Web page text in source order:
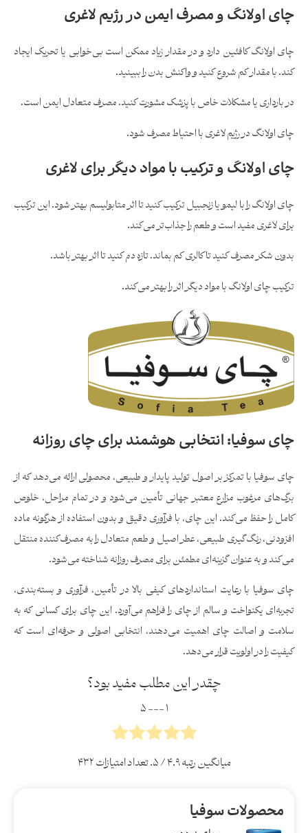
چای اولانگ و مصرف ایمن در رژیم لاغری
چای اولانگ کافئین دارد و در مقدار زیاد ممکن است بی‌خوابی یا تحریک ایجاد
کند. با مقدار کم شروع کنید و واکنش بدن را ببینید.
در بارداری یا مشکلات خاص با پزشک مشورت کنید. مصرف متعادل ایمن است.
چای اولانگ در رژیم لاغری با احتیاط مصرف شود.
چای اولانگ و ترکیب با مواد دیگر برای لاغری
چای اولانگ را با لیمو یا زنجبیل ترکیب کنید تا اثر متابولیسم بهتر شود. این ترکیب
برای لاغری مفید است و طعم را جذاب‌تر می‌کند.
بدون شکر مصرف کنید تا کالری کم بماند. تازه دم کنید تا اثر بهتر باشد.
ترکیب چای اولانگ با مواد دیگر اثر را بهتر می‌کند.
چای سوفیا: انتخابی هوشمند برای چای روزانه
چای سوفیا با تمرکز بر اصول تولید پایدار و طبیعی، محصولی ارائه می‌دهد که از
برگ‌های مرغوب مزارع معتبر جهانی تأمین می‌شود و در تمام مراحل، خلوص
کامل را حفظ می‌کند. این چای، با فرآوری دقیق و بدون استفاده از هرگونه ماده
افزودنی، رنگ‌گیری طبیعی، عطر اصیل و طعم متعادل را به مصرف‌کننده منتقل
می‌کند و به عنوان گزینه‌ای مطمئن برای مصرف روزانه شناخته می‌شود.
چای سوفیا با رعایت استانداردهای کیفی بالا در تأمین، فرآوری و بسته‌بندی،
تجربه‌ای یکنواخت و سالم از چای را فراهم می‌آورد. این چای برای کسانی که به
سلامت و اصالت چای اهمیت می‌دهند، انتخابی اصولی و حرفه‌ای است که
کیفیت را در اولویت قرار می‌دهد.
چقدر این مطلب مفید بود؟
۱ --- ۵
میانگین رتبه۴.۹/ ۵. تعداد امتیازات ۴۳۲
محصولات سوفیا